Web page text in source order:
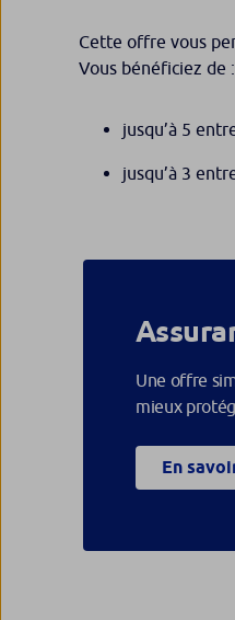
Cette offre vous
Vous bénéficiez de :
jusqu’à 5
jusqu’à 3
Une offre
mieux
En